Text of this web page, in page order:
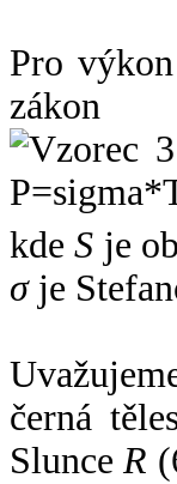
Pro
zákon
kdeS je
σje
černá
SlunceR